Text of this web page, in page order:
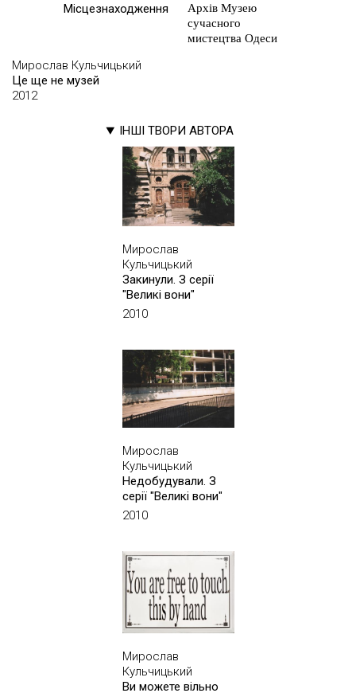
Мирослав Кульчицький
Це ще не музей
2012
ІНШІ ТВОРИ АВТОРА
Мирослав
Кульчицький
Закинули. З серії
"Великі вони"
2010
Мирослав
Кульчицький
Недобудували. З
серії "Великі вони"
2010
Мирослав
Кульчицький
Ви можете вільно
Місцезнаходження
Архів Музею
сучасного
мистецтва Одеси